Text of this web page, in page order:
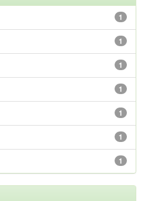
1
1
1
1
1
1
1